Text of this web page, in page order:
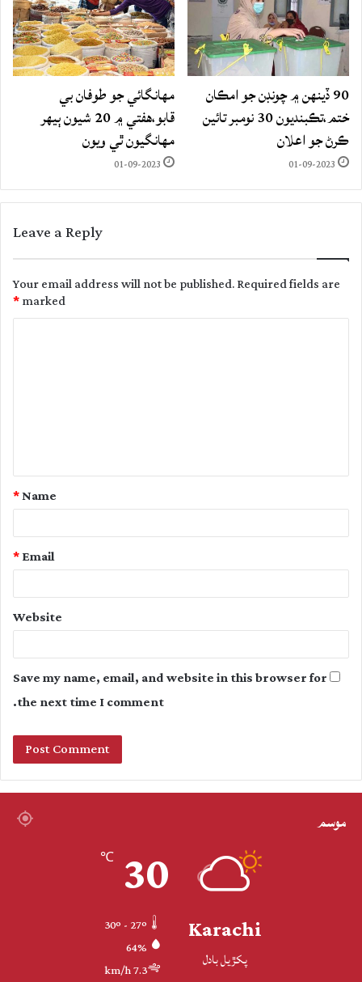
90 ڏينهن ۾ چونڊن جو امڪان
ختم،تڪبنديون 30 نومبر تائين
ڪرڻ جو اعلان
01-09-2023
مهانگائي جو طوفان بي
قابو،هفتي ۾ 20 شيون ٻيهر
مهانگيون ٿي ويون
01-09-2023
Leave a Reply
Your email address will not be published.Required fields are
marked
*
t
Name
*
Email
*
Website
Save my name, email, and website in this browser for
the next time I comment.
موسم
Karachi
پکڙيل بادل
30
℃
64%
7.3 km/h